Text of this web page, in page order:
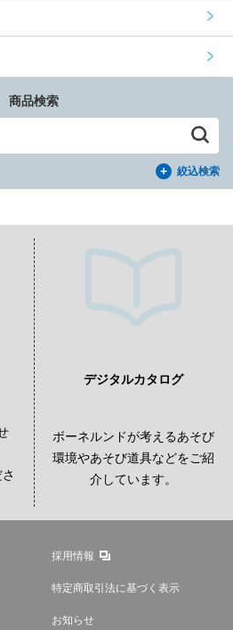
商品検索
絞込検索
デジタルカタログ
ボーネルンドが考えるあそび
環境やあそび道具などをご紹
介しています。
採用情報
特定商取引法に基づく表示
お知らせ